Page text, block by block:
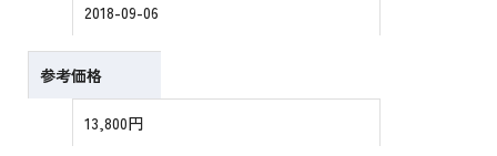
2018-09-06
参考価格
13,800円